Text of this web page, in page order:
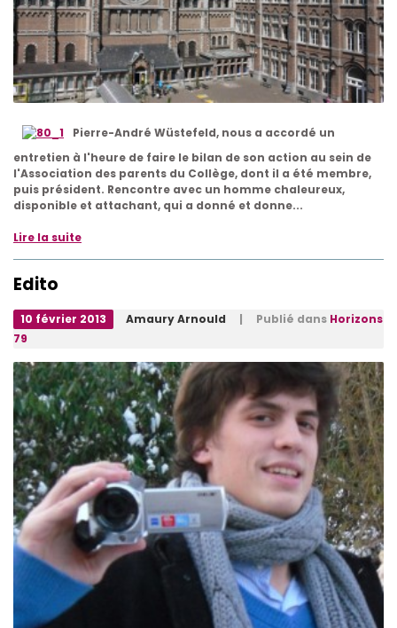
Pierre-André Wüstefeld, nous a accordé un
entretien à l'heure de faire le bilan de son action au sein de
l'Association des parents du Collège, dont il a été membre,
puis président. Rencontre avec un homme chaleureux,
disponible et attachant, qui a donné et donne...
Lire la suite
Edito
10 février 2013 Amaury Arnould | Publié dans Horizons
79